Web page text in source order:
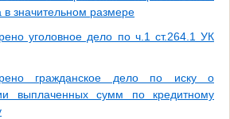
в значительном размере
уголовное дело по ч.1 ст.264.1 УК
гражданское дело по иску о
выплаченных сумм по кредитному